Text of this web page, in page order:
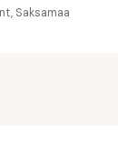
Saksamaa